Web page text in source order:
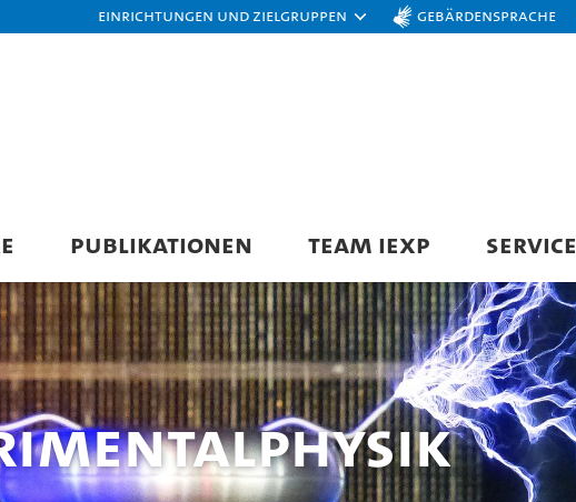
Einrichtungen und Zielgruppen Gebärdensprache
PUBLIKATIONEN TEAM IEXP SERVICE